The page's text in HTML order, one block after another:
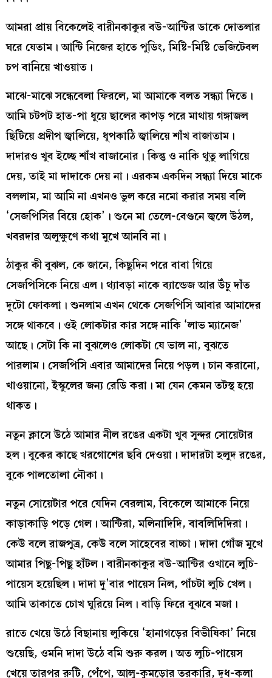
আমরা প্রায় বিকেলেই বারীনকাকুর বউ-আন্টির ডাকে দোতলার
ঘরে যেতাম। আন্টি নিজের হাতে পুডিং, মিষ্টি-মিষ্টি ভেজিটেবল
চপ বানিয়ে খাওয়াত।
মাঝে-মাঝে সন্ধেবেলা ফিরলে, মা আমাকে বলত সন্ধ্যা দিতে।
আমি চটপট হাত-পা ধুয়ে ছালের কাপড় পরে মাথায় গঙ্গাজল
ছিটিয়ে প্রদীপ জ্বালিয়ে, ধূপকাঠি জ্বালিয়ে শাঁখ বাজাতাম।
দাদারও খুব ইচ্ছে শাঁখ বাজানোর। কিন্তু ও নাকি থুতু লাগিয়ে
দেয়, তাই মা দাদাকে দেয় না। এরকম একদিন সন্ধ্যা দিয়ে মাকে
বললাম, মা আমি না এখনও ভুল করে নমো করার সময় বলি
‘সেজপিসির বিয়ে হোক’। শুনে মা তেলে-বেগুনে জ্বলে উঠল,
খবরদার অলুক্ষুণে কথা মুখে আনবি না।
ঠাকুর কী বুঝল, কে জানে, কিছুদিন পরে বাবা গিয়ে
সেজপিসিকে নিয়ে এল। থ্যাবড়া নাকে ব্যান্ডেজ আর উঁচু দাঁত
দুটো ফোকলা। শুনলাম এখন থেকে সেজপিসি আবার আমাদের
সঙ্গে থাকবে। ওই লোকটার কার সঙ্গে নাকি ‘লাভ ম্যানেজ’
আছে। সেটা কি না বুঝলেও লোকটা যে ভাল না, বুঝতে
পারলাম। সেজপিসি এবার আমাদের নিয়ে পড়ল। চান করানো,
খাওয়ানো, ইস্কুলের জন্য রেডি করা। মা যেন কেমন তটস্থ হয়ে
থাকত।
নতুন ক্লাসে উঠে আমার নীল রঙের একটা খুব সুন্দর সোয়েটার
হল। বুকের কাছে খরগোশের ছবি দেওয়া। দাদারটা হলুদ রঙের,
বুকে পালতোলা নৌকা।
নতুন সোয়েটার পরে যেদিন বেরলাম, বিকেলে আমাকে নিয়ে
কাড়াকাড়ি পড়ে গেল। আন্টিরা, মলিনাদিদি, বাবলিদিদিরা।
কেউ বলে রাজপুত্র, কেউ বলে সাহেবের বাচ্চা। দাদা গোঁজ মুখে
আমার পিছু-পিছু হাঁটল। বারীনকাকুর বউ-আন্টির ওখানে লুচি-
পায়েস হয়েছিল। দাদা দু’বার পায়েস নিল, পাঁচটা লুচি খেল।
আমি তাকাতে চোখ ঘুরিয়ে নিল। বাড়ি ফিরে বুঝবে মজা।
রাতে খেয়ে উঠে বিছানায় লুকিয়ে ‘হানাগড়ের বিভীষিকা’ নিয়ে
শুয়েছি, ওমনি দাদা উঠে বমি শুরু করল। অত লুচি-পায়েস
খেয়ে তারপর রুটি, পেঁপে, আলু-কুমড়োর তরকারি, দুধ-কলা